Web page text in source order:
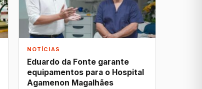
NOTÍCIAS
Eduardo da Fonte garante
equipamentos para o Hospital
Agamenon Magalhães